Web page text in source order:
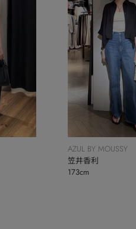
AZUL BY MOUSSY
笠井香利
173cm